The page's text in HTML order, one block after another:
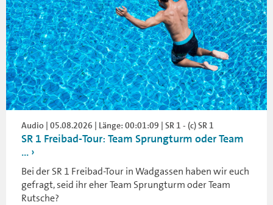
Audio | 05.08.2026 | Länge: 00:01:09 | SR 1 - (c) SR 1
SR 1 Freibad-Tour: Team Sprungturm oder Team
...
Bei der SR 1 Freibad-Tour in Wadgassen haben wir euch
gefragt, seid ihr eher Team Sprungturm oder Team
Rutsche?